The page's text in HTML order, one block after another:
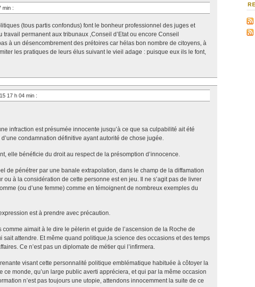
min :
(tous partis confondus) font le bonheur professionnel des juges et
travail permanent aux tribunaux ,Conseil d’Etat ou encore Conseil
à un désencombrement des prétoires car hélas bon nombre de citoyens, à
les pratiques de leurs élus suivant le vieil adage : puisque eux ils le font,
17 h 04 min :
infraction est présumée innocente jusqu’à ce que sa culpabilité ait été
condamnation définitive ayant autorité de chose jugée.
elle bénéficie du droit au respect de la présomption d’innocence.
de pénétrer par une banale extrapolation, dans le champ de la diffamation
ou à la considération de cette personne est en jeu. Il ne s’agit pas de livrer
(ou d’une femme) comme en témoignent de nombreux exemples du
est à prendre avec précaution.
comme aimait à le dire le pèlerin et guide de l’ascension de la Roche de
sait attendre. Et même quand politique,la science des occasions et des temps
Ce n’est pas un diplomate de métier qui l’infirmera.
visant cette personnalité politique emblématique habituée à côtoyer la
ce monde, qu’un large public averti appréciera, et qui par la même occasion
n’est pas toujours une utopie, attendons innocemment la suite de ce